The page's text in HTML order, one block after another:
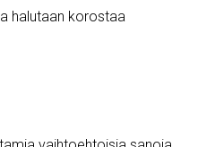
halutaan korostaa